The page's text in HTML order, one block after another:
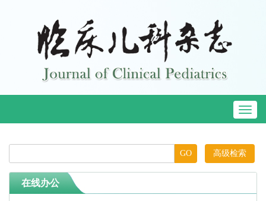
高级检索
在线办公